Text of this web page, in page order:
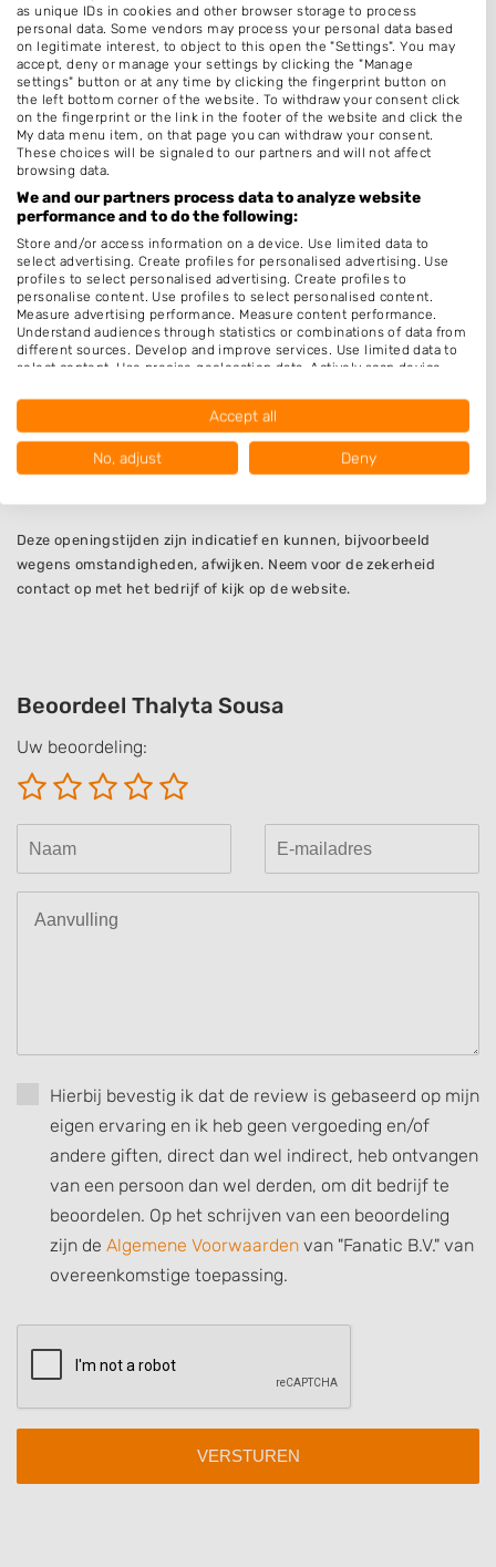
Barber
Zonder Afspraak
Hairextensions
Epileren
Bruidskapsel
Pruiken
Openingstijden
Maandag
Gesloten
Dinsdag
10:00 -
Woensdag
10:00 - 18:00
10:00
Deze openingstijden zijn indicatief en kunnen, bijvoorbeeld
wegens omstandigheden, afwijken. Neem voor de zekerheid
contact op met het bedrijf of kijk op de website.
Beoordeel Thalyta Sousa
Uw beoordeling:
Hierbij bevestig ik dat de review is gebaseerd op mijn
eigen ervaring en ik heb geen vergoeding en/of
andere giften, direct dan wel indirect, heb ontvangen
van een persoon dan wel derden, om dit bedrijf te
beoordelen. Op het schrijven van een beoordeling
zijn de Algemene Voorwaarden van "Fanatic B.V." van
overeenkomstige toepassing.
as unique IDs in cookies and other browser storage to process
personal data. Some vendors may process your personal data based
on legitimate interest, to object to this open the "Settings". You may
accept, deny or manage your settings by clicking the "Manage
settings" button or at any time by clicking the fingerprint button on
the left bottom corner of the website. To withdraw your consent click
on the fingerprint or the link in the footer of the website and click the
My data menu item, on that page you can withdraw your consent.
These choices will be signaled to our partners and will not affect
browsing data.
We and our partners process data to analyze website
performance and to do the following:
Store and/or access information on a device. Use limited data to
select advertising. Create profiles for personalised advertising. Use
profiles to select personalised advertising. Create profiles to
personalise content. Use profiles to select personalised content.
Measure advertising performance. Measure content performance.
Understand audiences through statistics or combinations of data from
different sources. Develop and improve services. Use limited data to
select content. Use precise geolocation data. Actively scan device
Data may be shared outside of the European Union and send to the
Your consent and the cookie policy applies solely to this website/app.
View Partner List (1016 IAB Vendors)
We use your data for the following purposes:
Store and/or access information on a device
Use profiles to select personalised
advertising
Measure advertising performance
Use precise geolocation data
Identify devices based on information
actively requested
Non-IAB processing purposes:
Necessary
Performance
Functional
Accept all
No, adjust Deny